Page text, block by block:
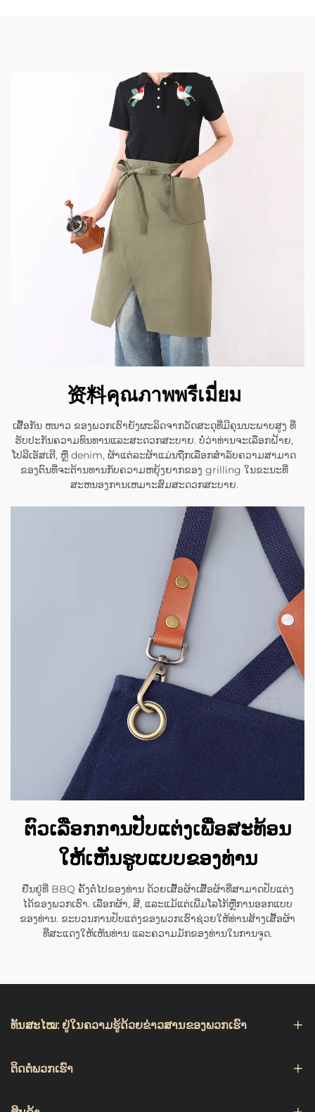
资料คุณภาพพรีเมี่ยม
ເສື້ອກັນ ຫນາວ ຂອງພວກເຮົາຍັງຜະລິດຈາກວັດສະດຸທີ່ມີຄຸນນະພາບສູງ ທີ່
ຮັບປະກັນຄວາມທົນທານແລະສະດວກສະບາຍ. ບໍ່ວ່າທ່ານຈະເລືອກຝ້າຍ,
ໂປລີເອັສເຕີ, ຫຼື denim, ຜ້າແຕ່ລະຜ້າແມ່ນຖືກເລືອກສໍາລັບຄວາມສາມາດ
ຂອງຕົນທີ່ຈະຕ້ານທານກັບຄວາມຫຍຸ້ງຍາກຂອງ grilling ໃນຂະນະທີ່
ສະຫນອງການເຫມາະສົມສະດວກສະບາຍ.
ຕົວເລືອກການປັບແຕ່ງເພື່ອສະທ້ອນ
ໃຫ້ເຫັນຮູບແບບຂອງທ່ານ
ຢືນຢູ່ທີ່ BBQ ຄັ້ງຕໍ່ໄປຂອງທ່ານ ດ້ວຍເສື້ອຜ້າເສື້ອຜ້າທີ່ສາມາດປັບແຕ່ງ
ໄດ້ຂອງພວກເຮົາ. ເລືອກຜ້າ, ສີ, ແລະແມ້ແຕ່ເພີ່ມໂລໂກ້ຫຼືການອອກແບບ
ຂອງທ່ານ. ຂະບວນການປັບແຕ່ງຂອງພວກເຮົາຊ່ວຍໃຫ້ທ່ານສ້າງເສື້ອຜ້າ
ທີ່ສະແດງໃຫ້ເຫັນທ່ານ ແລະຄວາມມັກຂອງທ່ານໃນການຈູດ.
ທັນສະໄໝ: ຢູ່ໃນຄວາມຮູ້ດ້ວຍຂ່າວສານຂອງພວກເຮົາ
ຕິດຕໍ່ພວກເຮົາ